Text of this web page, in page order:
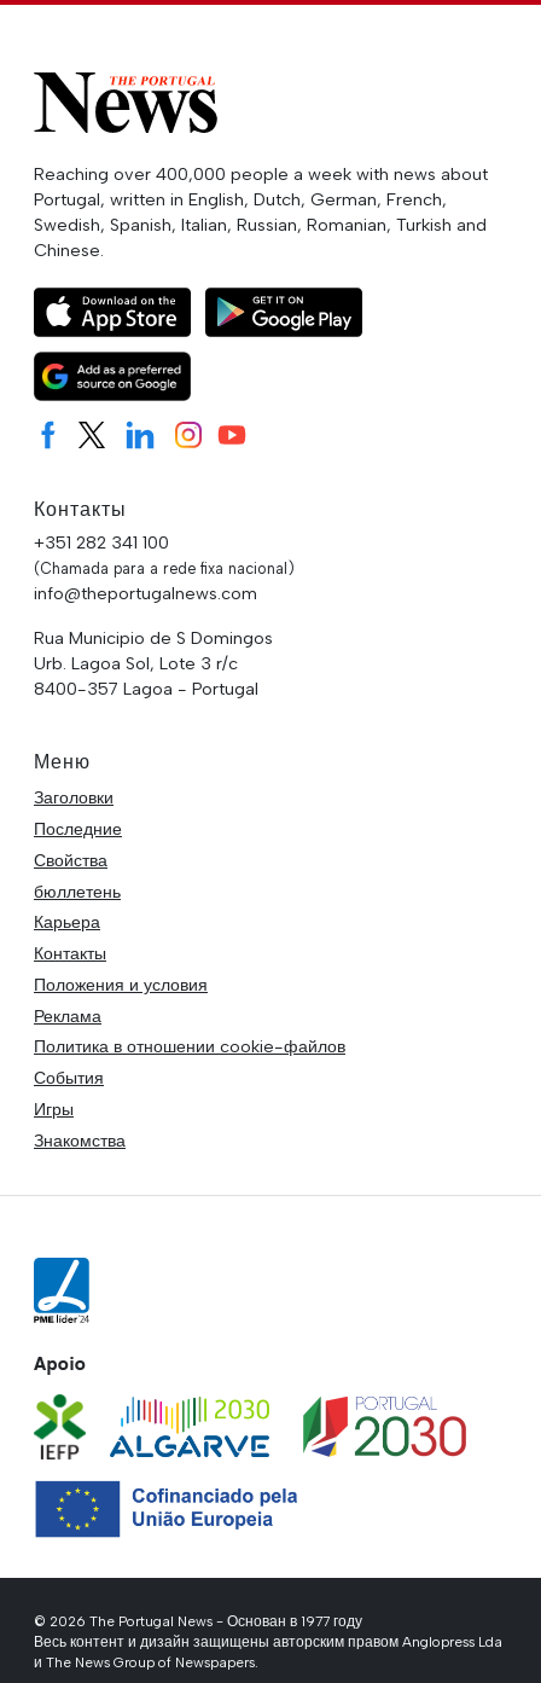
Reaching over 400,000 people a week with news about
Portugal, written in English, Dutch, German, French,
Swedish, Spanish, Italian, Russian, Romanian, Turkish and
Chinese.
Контакты
+351 282 341 100
(Chamada para a rede fixa nacional)
info@theportugalnews.com
Rua Municipio de S Domingos
Urb. Lagoa Sol, Lote 3 r/c
8400-357 Lagoa - Portugal
Меню
Заголовки
Последние
Свойства
бюллетень
Карьера
Контакты
Положения и условия
Реклама
Политика в отношении cookie-файлов
События
Игры
Знакомства
Apoio
© 2026 The Portugal News - Основан в 1977 году
Весь контент и дизайн защищены авторским правом Anglopress Lda
и The News Group of Newspapers.